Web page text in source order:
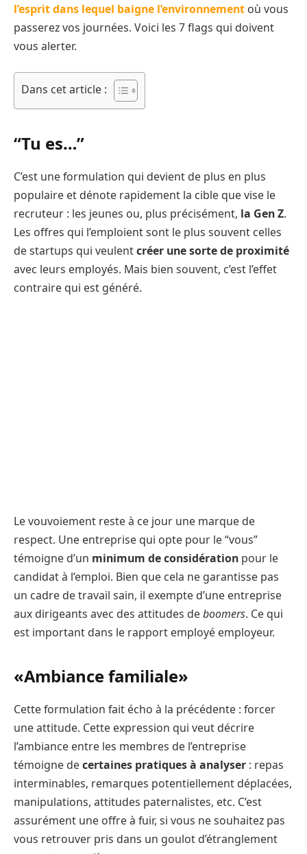
l’esprit dans lequel baigne l’environnement où vous
passerez vos journées. Voici les 7 flags qui doivent
vous alerter.
Dans cet article :
“Tu es…”
C’est une formulation qui devient de plus en plus
populaire et dénote rapidement la cible que vise le
recruteur : les jeunes ou, plus précisément, la Gen Z.
Les offres qui l’emploient sont le plus souvent celles
de startups qui veulentcréer une sorte de proximité
avec leurs employés. Mais bien souvent, c’est l’effet
contraire qui est généré.
Le vouvoiement reste à ce jour une marque de
respect. Une entreprise qui opte pour le “vous”
témoigne d’un minimum de considération pour le
candidat à l’emploi. Bien que cela ne garantisse pas
un cadre de travail sain, il exempte d’une entreprise
aux dirigeants avec des attitudes deboomers. Ce qui
est important dans le rapport employé employeur.
«Ambiance familiale»
Cette formulation fait écho à la précédente : forcer
une attitude. Cette expression qui veut décrire
l’ambiance entre les membres de l’entreprise
témoigne decertaines pratiques à analyser : repas
interminables, remarques potentiellement déplacées,
manipulations, attitudes paternalistes, etc. C’est
assurément une offre à fuir, si vous ne souhaitez pas
vous retrouver pris dans un goulot d’étranglement